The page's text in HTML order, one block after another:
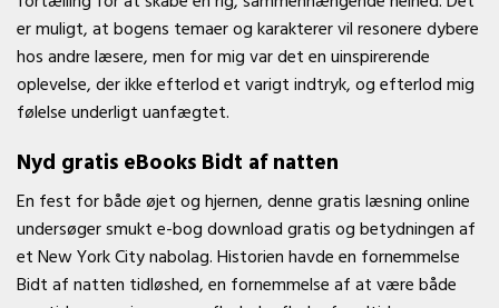
er muligt, at bogens temaer og karakterer vil resonere dybere
hos andre læsere, men for mig var det en uinspirerende
oplevelse, der ikke efterlod et varigt indtryk, og efterlod mig
følelse underligt uanfægtet.
Nyd gratis eBooks Bidt af natten
En fest for både øjet og hjernen, denne gratis læsning online
undersøger smukt e-bog download gratis og betydningen af
et New York City nabolag. Historien havde en fornemmelse
Bidt af natten tidløshed, en fornemmelse af at være både